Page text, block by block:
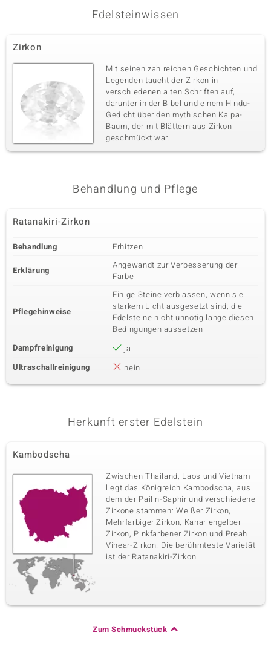
Edelsteinwissen
Zirkon
Mit seinen zahlreichen Geschichten und
Legenden taucht der Zirkon in
verschiedenen alten Schriften auf,
darunter in der Bibel und einem Hindu-
Gedicht über den mythischen Kalpa-
Baum, der mit Blättern aus Zirkon
geschmückt war.
Behandlung und Pflege
Ratanakiri-Zirkon
Behandlung Erhitzen
Erklärung
Angewandt zur Verbesserung der
Farbe
Pflegehinweise
Einige Steine verblassen, wenn sie
starkem Licht ausgesetzt sind; die
Edelsteine nicht unnötig lange diesen
Bedingungen aussetzen
Dampfreinigung
ja
Ultraschallreinigung
nein
Herkunft erster Edelstein
Kambodscha
Zwischen Thailand, Laos und Vietnam
liegt das Königreich Kambodscha, aus
dem der Pailin-Saphir und verschiedene
Zirkone stammen: Weißer Zirkon,
Mehrfarbiger Zirkon, Kanariengelber
Zirkon, Pinkfarbener Zirkon und Preah
Vihear-Zirkon. Die berühmteste Varietät
ist der Ratanakiri-Zirkon.
Zum Schmuckstück